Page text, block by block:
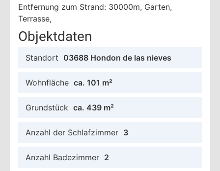
Entfernung zum Strand: 30000m, Garten,
Terrasse,
Objektdaten
Standort 03688 Hondon de las nieves
Wohnfläche ca. 101 m²
Grundstück ca. 439 m²
Anzahl der Schlafzimmer 3
Anzahl Badezimmer 2